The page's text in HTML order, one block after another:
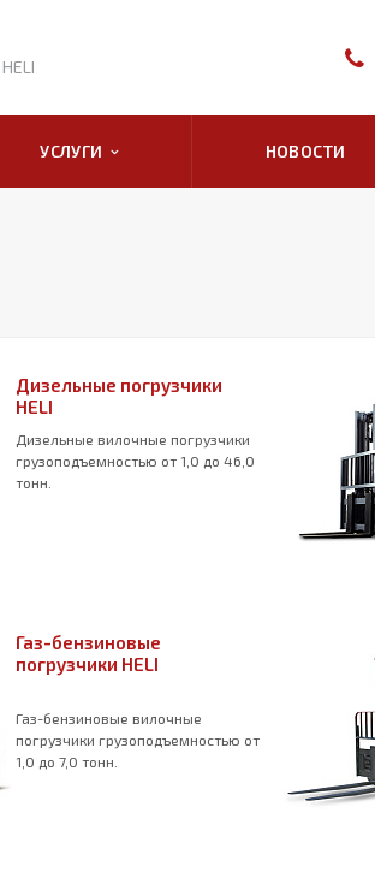
УСЛУГИ НОВОСТИ
Дизельные погрузчики
HELI
Дизельные вилочные погрузчики
грузоподъемностью от 1,0 до 46,0
тонн.
Газ-бензиновые
погрузчики HELI
Газ-бензиновые вилочные
погрузчики грузоподъемностью от
1,0 до 7,0 тонн.